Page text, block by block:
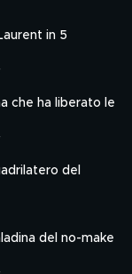
in 5
che ha liberato le
del
del no-make